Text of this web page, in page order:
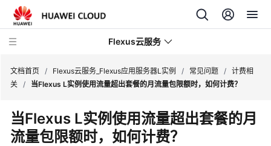
Flexus云服务
最
文档首页 / Flexus云服务_Flexus应用服务器L实例 / 常见问题 / 计费相
关 / 当Flexus L实例使用流量超出套餐的月流量包限额时，如何计费？
当Flexus L实例使用流量超出套餐的月
流量包限额时，如何计费？